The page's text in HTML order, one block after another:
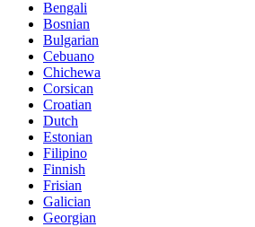
Bengali
Bosnian
Bulgarian
Cebuano
Chichewa
Corsican
Croatian
Dutch
Estonian
Filipino
Finnish
Frisian
Galician
Georgian